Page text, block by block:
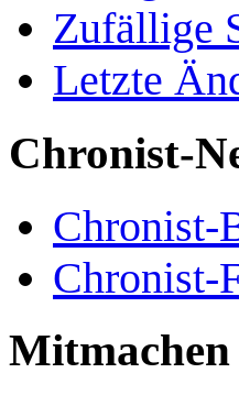
Zufällige
Letzte
Chronist-
Chronist-
Chronist-
Mitmachen